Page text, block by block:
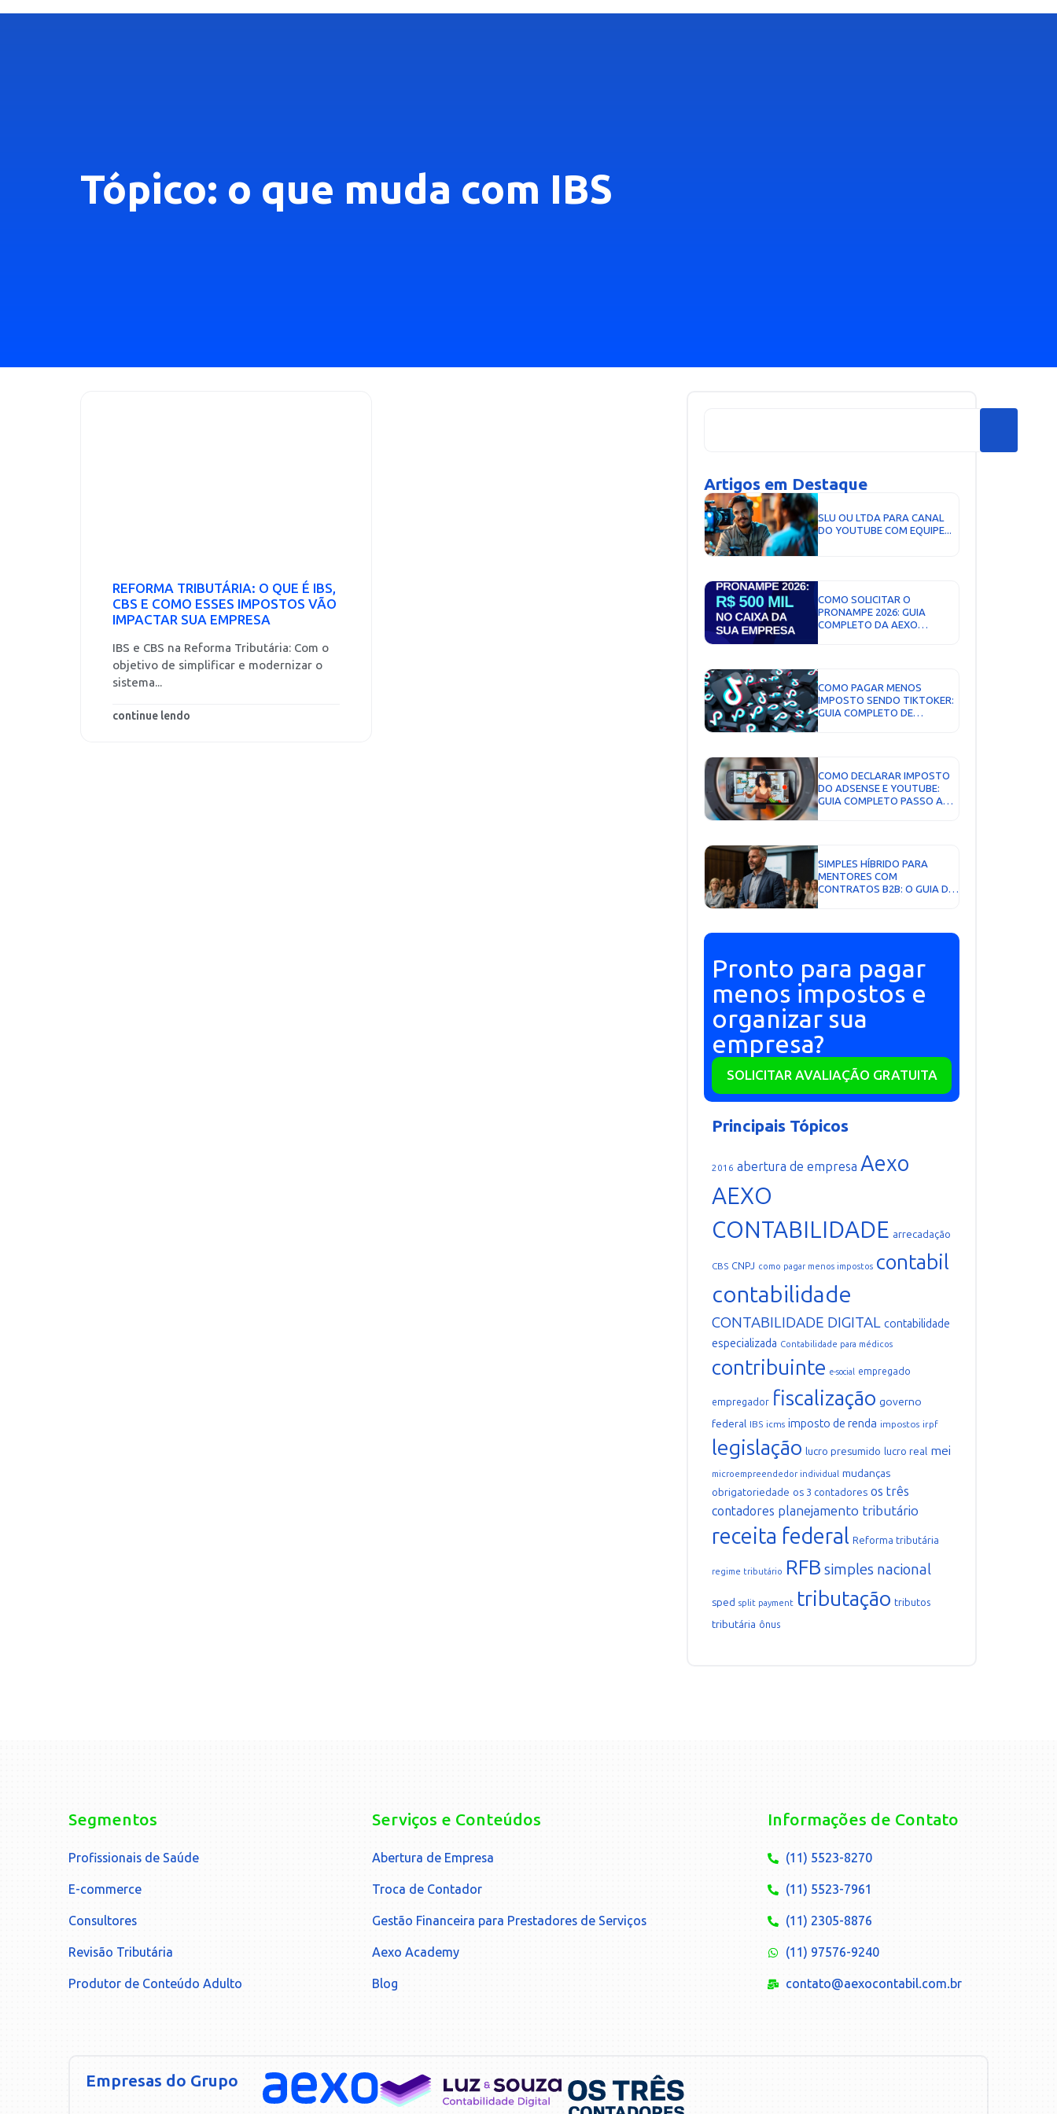
Tópico: o que muda com IBS
REFORMA TRIBUTÁRIA: O QUE É IBS,
CBS E COMO ESSES IMPOSTOS VÃO
IMPACTAR SUA EMPRESA
IBS e CBS na Reforma Tributária: Com o
objetivo de simplificar e modernizar o
sistema...
continue lendo
Artigos em Destaque
SLU OU LTDA PARA CANAL
DO YOUTUBE COM EQUIPE...
COMO SOLICITAR O
PRONAMPE 2026: GUIA
COMPLETO DA AEXO
COMO PAGAR MENOS
IMPOSTO SENDO TIKTOKER:
GUIA COMPLETO DE
TRIBUTAÇÃO EM 2026...
COMO DECLARAR IMPOSTO
DO ADSENSE E YOUTUBE:
GUIA COMPLETO PASSO A
PASSO...
SIMPLES HÍBRIDO PARA
MENTORES COM
CONTRATOS B2B: O GUIA DA
DECISÃO DE SETEMBRO DE
Pronto para pagar
menos impostos e
organizar sua
empresa?
SOLICITAR AVALIAÇÃO GRATUITA
Principais Tópicos
2016 abertura de empresa Aexo
AEXO
CONTABILIDADE arrecadação
CBS CNPJ como pagar menos impostos contabil
contabilidade
CONTABILIDADE DIGITAL contabilidade
especializada Contabilidade para médicos
contribuinte e-social empregado
empregador fiscalização governo
federal IBS icms imposto de renda impostos irpf
legislação lucro presumido lucro real mei
microempreendedor individual mudanças
obrigatoriedade os 3 contadores os três
contadores planejamento tributário
receita federal Reforma tributária
regime tributário RFB simples nacional
sped split payment tributação tributos
tributária ônus
Segmentos
Profissionais de Saúde
E-commerce
Consultores
Revisão Tributária
Produtor de Conteúdo Adulto
Serviços e Conteúdos
Abertura de Empresa
Troca de Contador
Gestão Financeira para Prestadores de Serviços
Aexo Academy
Blog
Informações de Contato
(11) 5523-8270
(11) 5523-7961
(11) 2305-8876
(11) 97576-9240
contato@aexocontabil.com.br
Empresas do Grupo